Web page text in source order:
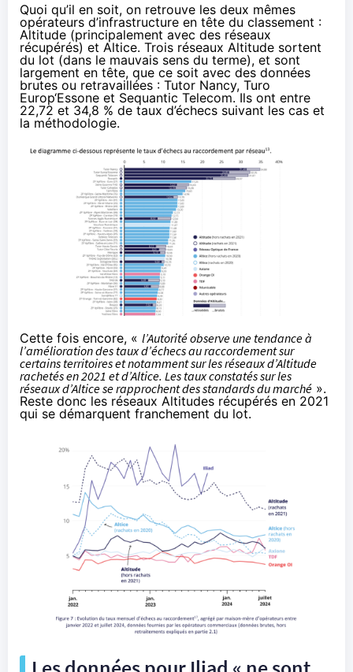
Quoi qu’il en soit, on retrouve les deux mêmes
opérateurs d’infrastructure en tête du classement :
Altitude (principalement avec des réseaux
récupérés) et Altice. Trois réseaux Altitude sortent
du lot (dans le mauvais sens du terme), et sont
largement en tête, que ce soit avec des données
brutes ou retravaillées : Tutor Nancy, Turo
Europ‘Essone et Sequantic Telecom. Ils ont entre
22,72 et 34,8 % de taux d’échecs suivant les cas et
la méthodologie.
Cette fois encore, « l’Autorité observe une tendance à
l’amélioration des taux d’échecs au raccordement sur
certains territoires et notamment sur les réseaux d’Altitude
rachetés en 2021 et d’Altice. Les taux constatés sur les
réseaux d’Altice se rapprochent des standards du marché ».
Reste donc les réseaux Altitudes récupérés en 2021
qui se démarquent franchement du lot.